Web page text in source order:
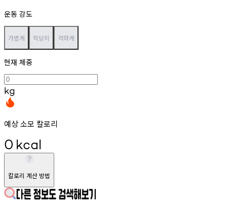
운동 강도
가볍게 적당히 격하게
현재 체중
kg
예상 소모 칼로리
0 kcal
칼로리 계산 방법